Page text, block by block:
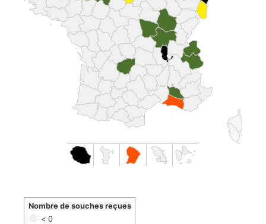
< 0
Nombre de souches reçues